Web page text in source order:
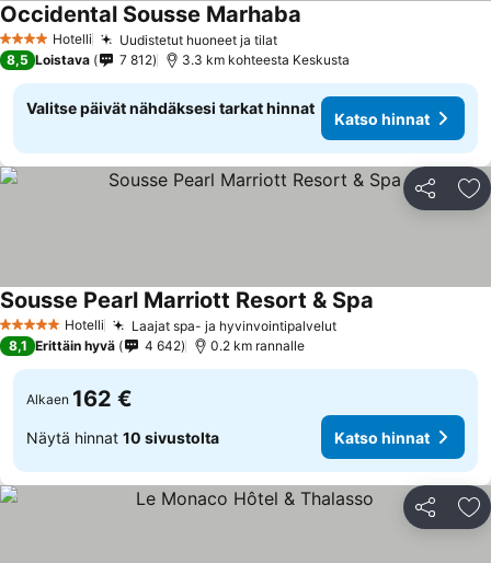
4 Tähtiluokitus
Hotelli Uudistetut huoneet ja tilat
Occidental Sousse Marhaba
8,5 Loistava 7 812 3.3 km kohteesta Keskusta
Valitse päivät nähdäksesi tarkat hinnat
Katso hinnat
Jaa
5 Tähtiluokitus
Hotelli Laajat spa- ja hyvinvointipalvelut
Sousse Pearl Marriott Resort & Spa
8,1 Erittäin hyvä 4 642 0.2 km rannalle
Alkaen 162 €
Näytä hinnat 10 sivustolta Katso hinnat
Jaa